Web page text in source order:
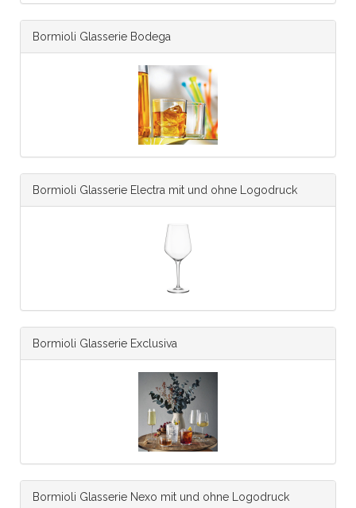
Bormioli Glasserie Bodega
Bormioli Glasserie Electra mit und ohne Logodruck
Bormioli Glasserie Exclusiva
Bormioli Glasserie Nexo mit und ohne Logodruck